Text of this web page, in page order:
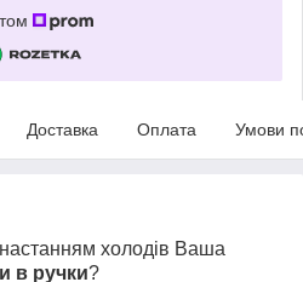
Доставка Оплата Умови
настанням холодів Ваша
в ручки?